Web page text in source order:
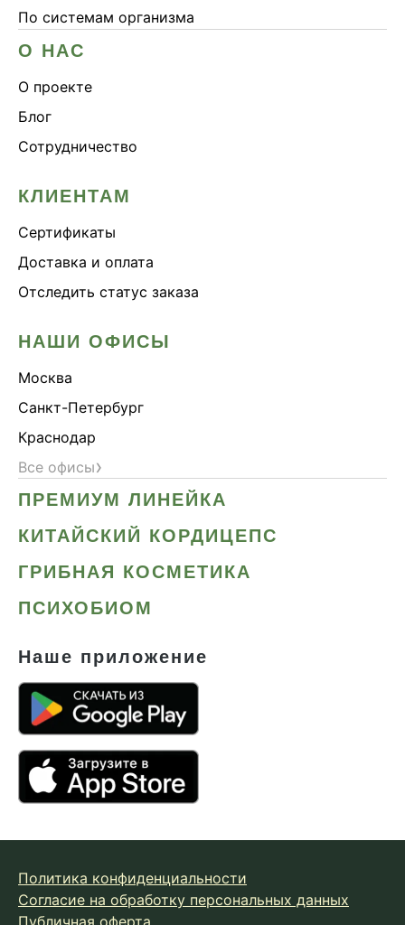
По системам организма
О НАС
О проекте
Блог
Сотрудничество
КЛИЕНТАМ
Сертификаты
Доставка и оплата
Отследить статус заказа
НАШИ ОФИСЫ
Москва
Санкт-Петербург
Краснодар
Все офисы›
ПРЕМИУМ ЛИНЕЙКА
КИТАЙСКИЙ КОРДИЦЕПС
ГРИБНАЯ КОСМЕТИКА
ПСИХОБИОМ
Наше приложение
Политика конфиденциальности
Согласие на обработку персональных данных
Публичная оферта